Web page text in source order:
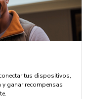
tus dispositivos,
ganar recompensas